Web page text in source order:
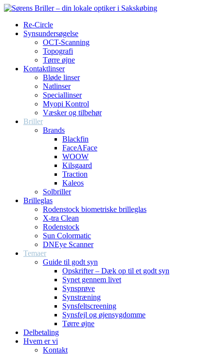
Re-Circle
Synsundersøgelse
OCT-Scanning
Topografi
Tørre øjne
Kontaktlinser
Bløde linser
Natlinser
Speciallinser
Myopi Kontrol
Væsker og tilbehør
Briller
Brands
Blackfin
FaceAFace
WOOW
Kilsgaard
Traction
Kaleos
Solbriller
Brilleglas
Rodenstock biometriske brilleglas
X-tra Clean
Rodenstock
Sun Colormatic
DNEye Scanner
Temaer
Guide til godt syn
Opskrifter – Dæk op til et godt syn
Synet gennem livet
Synsprøve
Synstræning
Synsfeltscreening
Synsfejl og øjensygdomme
Tørre øjne
Delbetaling
Hvem er vi
Kontakt